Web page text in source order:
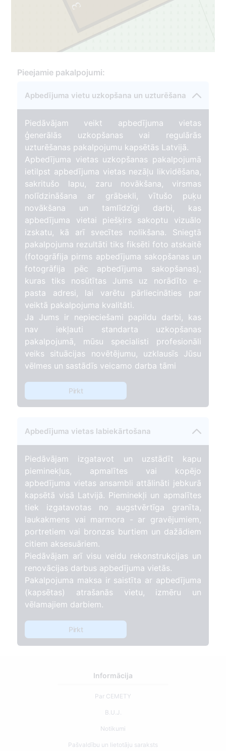
3
Pieejamie pakalpojumi:
Apbedījuma vietu uzkopšana un uzturēšana
Piedāvājam veikt apbedījuma vietas
ģenerālās uzkopšanas vai regulārās
uzturēšanas pakalpojumu kapsētās Latvijā.
Apbedījuma vietas uzkopšanas pakalpojumā
ietilpst apbedījuma vietas nezāļu likvidēšana,
sakritušo lapu, zaru novākšana, virsmas
nolīdzināšana ar grābekli, vītušo puķu
novākšana un tamlīdzīgi darbi, kas
apbedījuma vietai piešķirs sakoptu vizuālo
izskatu, kā arī svecītes nolikšana. Sniegtā
pakalpojuma rezultāti tiks fiksēti foto atskaitē
(fotogrāfija pirms apbedījuma sakopšanas un
fotogrāfija pēc apbedījuma sakopšanas),
kuras tiks nosūtītas Jums uz norādīto e-
pasta adresi, lai varētu pārliecināties par
veiktā pakalpojuma kvalitāti.
Ja Jums ir nepieciešami papildu darbi, kas
nav iekļauti standarta uzkopšanas
pakalpojumā, mūsu specialisti profesionāli
veiks situācijas novētējumu, uzklausīs Jūsu
vēlmes un sastādīs veicamo darba tāmi
Pirkt
Apbedījuma vietas labiekārtošana
Piedāvājam izgatavot un uzstādīt kapu
pieminekļus, apmalītes vai kopējo
apbedījuma vietas ansambli attālināti jebkurā
kapsētā visā Latvijā. Pieminekļi un apmalītes
tiek izgatavotas no augstvērtīga granīta,
laukakmens vai marmora - ar gravējumiem,
portretiem vai bronzas burtiem un dažādiem
citiem aksesuāriem.
Piedāvājam arī visu veidu rekonstrukcijas un
renovācijas darbus apbedījuma vietās.
Pakalpojuma maksa ir saistīta ar apbedījuma
(kapsētas) atrašanās vietu, izmēru un
vēlamajiem darbiem.
Pirkt
Informācija
Par CEMETY
B.U.J.
Notikumi
Pašvaldību un lietotāju saraksts